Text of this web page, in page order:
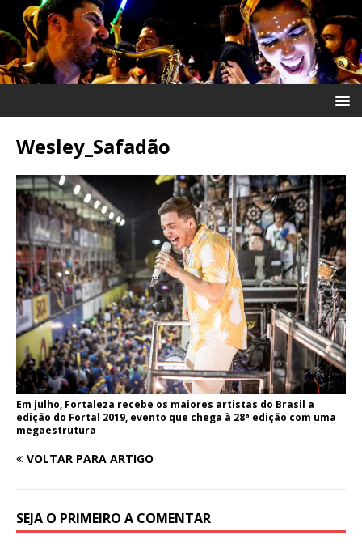
Wesley_Safadão
Em julho, Fortaleza recebe os maiores artistas do Brasil a
edição do Fortal 2019, evento que chega à 28ª edição com uma
megaestrutura
VOLTAR PARA ARTIGO
SEJA O PRIMEIRO A COMENTAR